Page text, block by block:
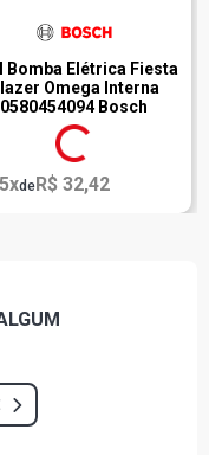
Bomba Elétrica Fiesta
Omega Interna
0580454094 Bosch
5xdeR$ 32,42